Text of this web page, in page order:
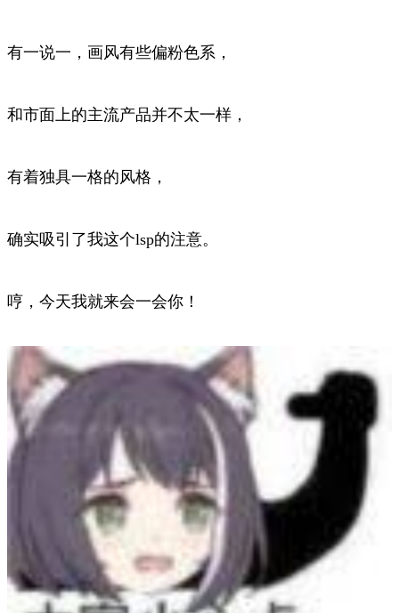
有一说一，画风有些偏粉色系，
和市面上的主流产品并不太一样，
有着独具一格的风格，
确实吸引了我这个lsp的注意。
哼，今天我就来会一会你！